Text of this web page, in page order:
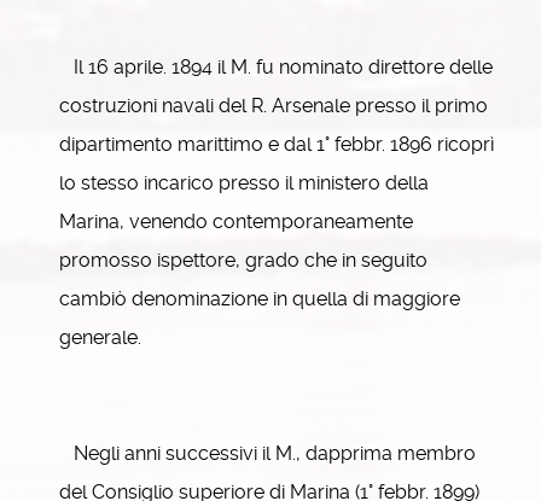
Il 16 aprile. 1894 il M. fu nominato direttore delle
costruzioni navali del R. Arsenale presso il primo
dipartimento marittimo e dal 1° febbr. 1896 ricoprì
lo stesso incarico presso il ministero della
Marina, venendo contemporaneamente
promosso ispettore, grado che in seguito
cambiò denominazione in quella di maggiore
generale.
Negli anni successivi il M., dapprima membro
del Consiglio superiore di Marina (1° febbr. 1899)